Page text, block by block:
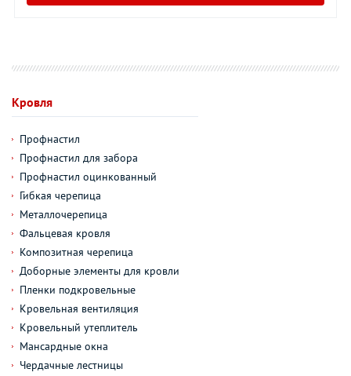
Кровля
Профнастил
Профнастил для забора
Профнастил оцинкованный
Гибкая черепица
Металлочерепица
Фальцевая кровля
Композитная черепица
Доборные элементы для кровли
Пленки подкровельные
Кровельная вентиляция
Кровельный утеплитель
Мансардные окна
Чердачные лестницы